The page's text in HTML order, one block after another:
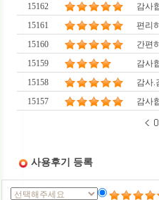
15162
감사
15161
편리
15160
간편
15159
감사
15158
감사.
15157
감사
사용후기 등록